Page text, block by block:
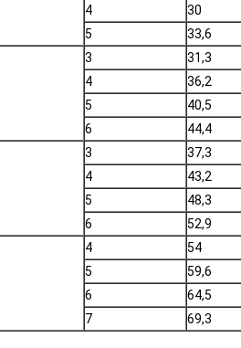
4
30
5
33,6
3 31,3
4
36,2
5
40,5
6
44,4
3 37,3
4
43,2
5
48,3
6
52,9
4 54
5
59,6
6
64,5
7
69,3